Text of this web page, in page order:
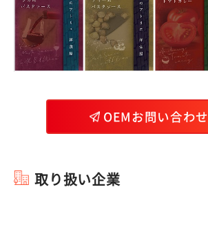
OEMお問い合わせ
取り扱い企業